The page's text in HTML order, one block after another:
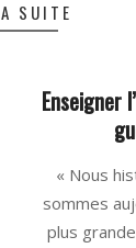
SUITE
Enseigner
06-
30
« Nous
sommes
plus